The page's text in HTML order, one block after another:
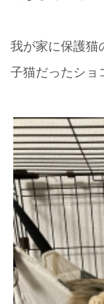
我が家に保護猫
子猫だったショ